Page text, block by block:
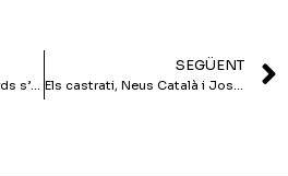
Tiana Solidària i el D’acords s’uneixen per recaptar diners per la construcció d’un hospital maternal a Mali
SEGÜENT
Els castrati, Neus Català i Josep Pla, protagonistes de les conferències d’aquest mes d’octubre de l’Aula d’Extensió Universitària TIMÓ